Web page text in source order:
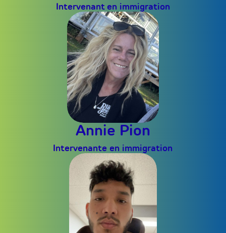
Intervenant en immigration
Annie Pion
Intervenante en immigration